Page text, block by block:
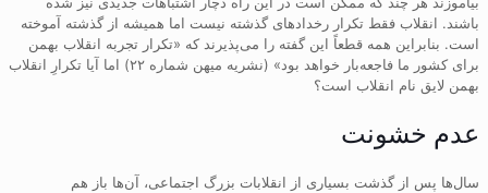
باشند. انقلاب فقط تکرار رخدادهای گذشته نیست اما همیشه از گذشته آموخته
است. بنابراین همه قطعاً این گفته را می‌پذیرند که «تکرار تجربه انقلاب بهمن
برای کشور ما فاجعه‌بار خواهد بود» (نشریه میهن شماره ۲۲) اما آیا تکرارِ انقلاب
بهمن لایق نام انقلاب است؟
عدم خشونت
سال‌ها پس از گذشت بسیاری از انقلابات بزرگ اجتماعی، آن‌ها باز هم